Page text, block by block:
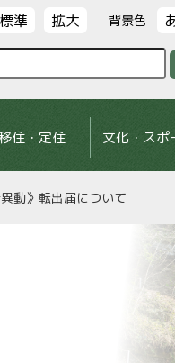
標準 拡大 背景色
移住・定住 文化・スポ
異動》転出届について